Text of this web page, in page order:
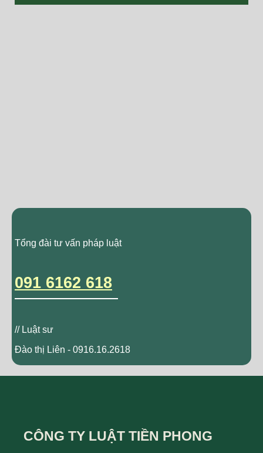
Tổng đài tư vấn pháp luật
091 6162 618
// Luật sư
Đào thị Liên - 0916.16.2618
CÔNG TY LUẬT TIỀN PHONG